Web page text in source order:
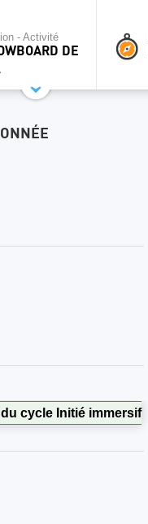
- Activité
DE
cycle Initié immersif